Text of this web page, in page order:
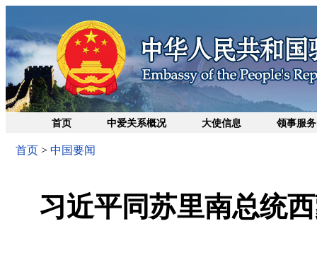
首页 中爱关系概况 大使信息 领事服务
首页 > 中国要闻
习近平同苏里南总统